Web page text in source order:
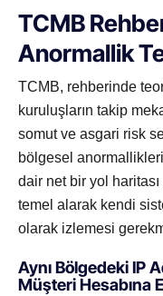
TCMB
Anormallik
TCMB, rehberinde
kuruluşların takip
somut ve asgari risk
bölgesel
dair net bir yol
temel alarak kendi
olarak izlemesi
Aynı Bölgedeki IP
Müşteri Hesabına